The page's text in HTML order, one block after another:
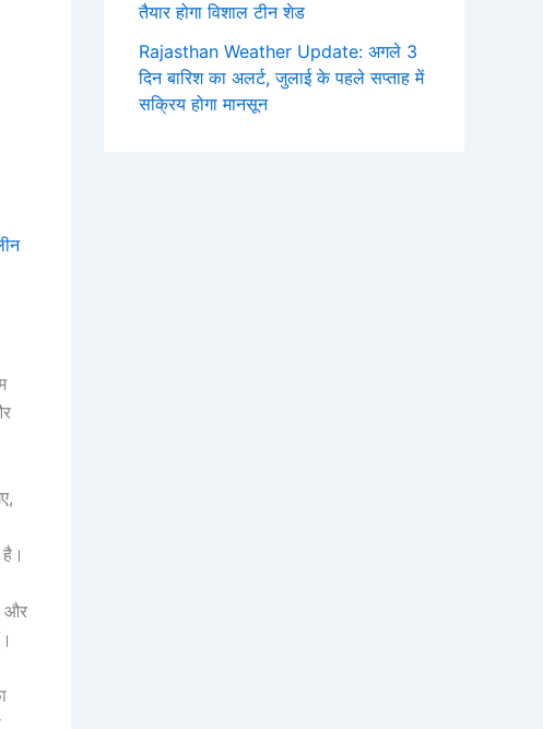
और
तैयार होगा विशाल टीन शेड
Rajasthan Weather Update: अगले 3
दिन बारिश का अलर्ट, जुलाई के पहले सप्ताह में
सक्रिय होगा मानसून